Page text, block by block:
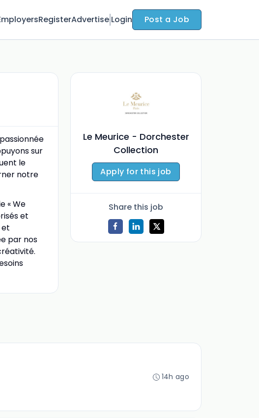
RegisterAdvertise Login Post a Job
sur
le
notre
« We
et
et
par nos
Le Meurice - Dorchester
Collection
Apply for this job
Share this job
14h ago